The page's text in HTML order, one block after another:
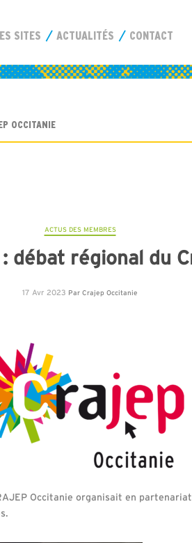
SITES ACTUALITÉS CONTACT
OCCITANIE
ACTUS DES MEMBRES
débat régional du
17 Avr 2023 Par Crajep Occitanie
Occitanie organisait en